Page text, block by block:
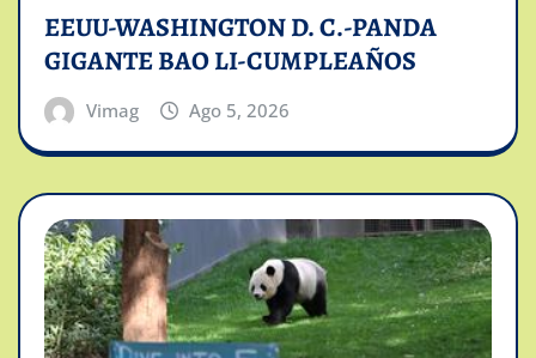
EEUU-WASHINGTON D. C.-PANDA
GIGANTE BAO LI-CUMPLEAÑOS
Vimag Ago 5, 2026